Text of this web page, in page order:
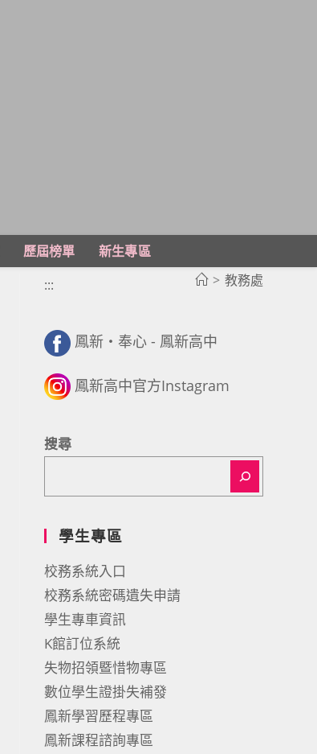
歷屆榜單
新生專區
> 教務處
:::
鳳新・奉心 - 鳳新高中
鳳新高中官方Instagram
搜尋
學生專區
校務系統入口
校務系統密碼遺失申請
學生專車資訊
K館訂位系統
失物招領暨惜物專區
數位學生證掛失補發
鳳新學習歷程專區
鳳新課程諮詢專區